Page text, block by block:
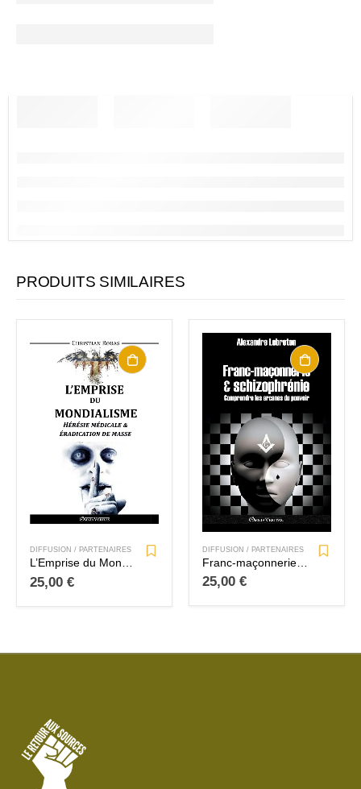
PRODUITS SIMILAIRES
DIFFUSION / PARTENAIRES
L’Emprise du Mondialisme IV
25,00 €
DIFFUSION / PARTENAIRES
25,00 €